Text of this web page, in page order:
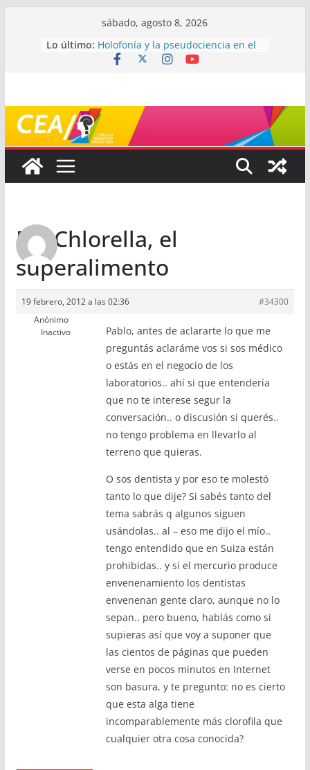
sábado, agosto 8, 2026
Lo último: Holofonía y la pseudociencia en el
audio
Mayéutica (o cómo debatir sin
terminar a los golpes)
Somos menos capaces de lo que
Re: Chlorella, el
superalimento
19 febrero, 2012 a las 02:36
#34300
Anónimo
Inactivo
Pablo, antes de aclararte lo que me
preguntás aclaráme vos si sos médico
o estás en el negocio de los
laboratorios.. ahí si que entendería
que no te interese segur la
conversación.. o discusión si querés..
no tengo problema en llevarlo al
terreno que quieras.
O sos dentista y por eso te molestó
tanto lo que dije? Si sabés tanto del
tema sabrás q algunos siguen
usándolas.. al – eso me dijo el mío..
tengo entendido que en Suiza están
prohibidas.. y si el mercurio produce
envenenamiento los dentistas
envenenan gente claro, aunque no lo
sepan.. pero bueno, hablás como si
supieras así que voy a suponer que
las cientos de páginas que pueden
verse en pocos minutos en Internet
son basura, y te pregunto: no es cierto
que esta alga tiene
incomparablemente más clorofila que
cualquier otra cosa conocida?